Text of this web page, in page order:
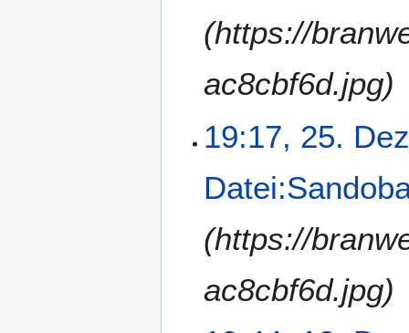
(https://
ac8cbf6d.jpg)
19:17, 25.
(https://
ac8cbf6d.jpg)